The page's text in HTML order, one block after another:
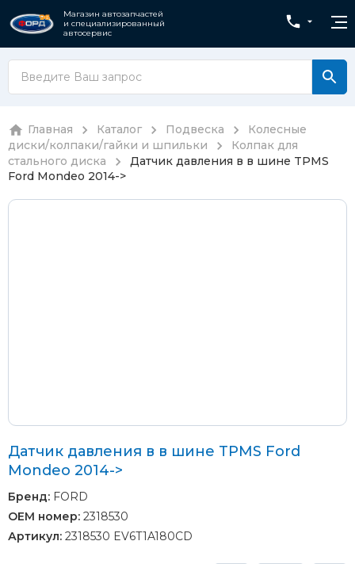
Магазин автозапчастей
и специализированный
автосервис
Главная Каталог Подвеска
Колесные
диски/колпаки/гайки и шпильки
Колпак для
стального диска
Датчик давления в в шине TPMS
Ford Mondeo 2014->
Датчик давления в в шине TPMS Ford
Mondeo 2014->
Бренд: FORD
OEM номер: 2318530
Артикул: 2318530 EV6T1A180CD